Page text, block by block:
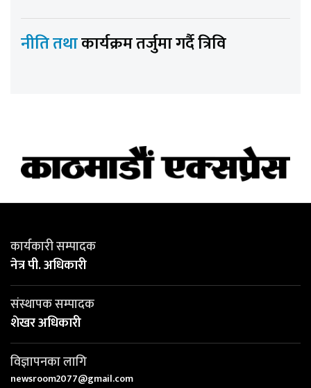
नीति तथाकार्यक्रम तर्जुमा गर्दै त्रिवि
कार्यकारी सम्पादक
नेत्र पी. अधिकारी
संस्थापक सम्पादक
शेखर अधिकारी
विज्ञापनका लागि
newsroom2077@gmail.com